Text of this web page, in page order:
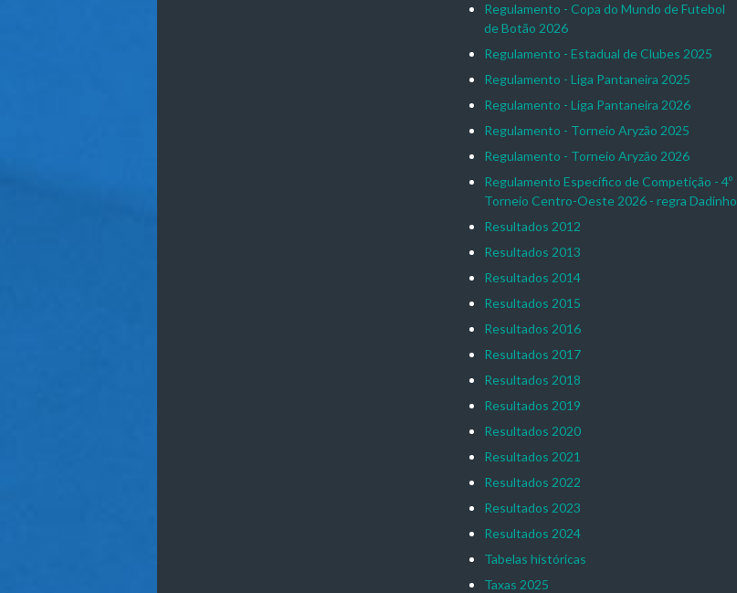
Regulamento - Copa do Mundo de Futebol
de Botão 2026
Regulamento - Estadual de Clubes 2025
Regulamento - Liga Pantaneira 2025
Regulamento - Liga Pantaneira 2026
Regulamento - Torneio Aryzão 2025
Regulamento - Torneio Aryzão 2026
Regulamento Específico de Competição - 4º
Torneio Centro-Oeste 2026 - regra Dadinho
Resultados 2012
Resultados 2013
Resultados 2014
Resultados 2015
Resultados 2016
Resultados 2017
Resultados 2018
Resultados 2019
Resultados 2020
Resultados 2021
Resultados 2022
Resultados 2023
Resultados 2024
Tabelas históricas
Taxas 2025